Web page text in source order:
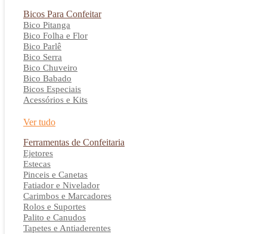
Bicos Para Confeitar
Bico Pitanga
Bico Folha e Flor
Bico Parlê
Bico Serra
Bico Chuveiro
Bico Babado
Bicos Especiais
Acessórios e Kits
Ver tudo
Ferramentas de Confeitaria
Ejetores
Estecas
Pinceis e Canetas
Fatiador e Nivelador
Carimbos e Marcadores
Rolos e Suportes
Palito e Canudos
Tapetes e Antiaderentes